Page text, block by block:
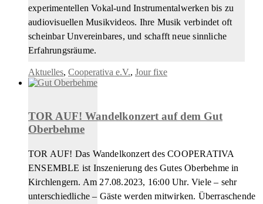
experimentellen Vokal-und Instrumentalwerken bis zu
audiovisuellen Musikvideos. Ihre Musik verbindet oft
scheinbar Unvereinbares, und schafft neue sinnliche
Erfahrungsräume.
Aktuelles, Cooperativa e.V., Jour fixe
TOR AUF! Wandelkonzert auf dem Gut
Oberbehme
TOR AUF! Das Wandelkonzert des COOPERATIVA
ENSEMBLE ist Inszenierung des Gutes Oberbehme in
Kirchlengern. Am 27.08.2023, 16:00 Uhr. Viele – sehr
unterschiedliche – Gäste werden mitwirken. Überraschende